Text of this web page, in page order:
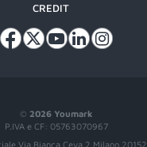
© 2026 Youmark
P.IVA e CF: 05763070967
Via Bianca Ceva 2 Milano 20152
CREDIT